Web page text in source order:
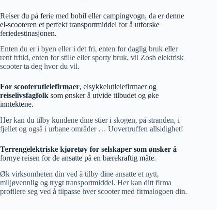
Reiser du på ferie med bobil eller campingvogn, da er denne
el-scooteren et perfekt transportmiddel for å utforske
feriedestinasjonen.
Enten du er i byen eller i det fri, enten for daglig bruk eller
rent fritid, enten for stille eller sporty bruk, vil Zosh elektrisk
scooter ta deg hvor du vil.
For scooterutleiefirmaer, elsykkelutleiefirmaer og
reiselivsfagfolk som ønsker å utvide tilbudet og øke
inntektene.
Her kan du tilby kundene dine stier i skogen, på stranden, i
fjellet og også i urbane områder … Uovertruffen allsidighet!
Terrengelektriske kjøretøy for selskaper som ønsker å
fornye reisen for de ansatte på en bærekraftig måte.
Øk virksomheten din ved å tilby dine ansatte et nytt,
miljøvennlig og trygt transportmiddel. Her kan ditt firma
profilere seg ved å tilpasse hver scooter med firmalogoen din.